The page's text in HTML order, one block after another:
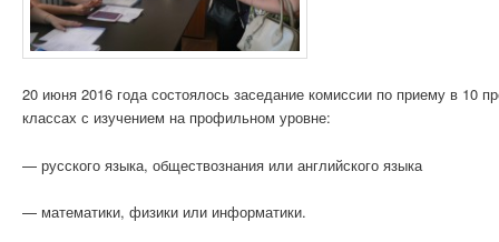
20 июня 2016 года состоялось заседание комиссии по приему в 10
классах с изучением на профильном уровне:
— русского языка, обществознания или английского языка
— математики, физики или информатики.